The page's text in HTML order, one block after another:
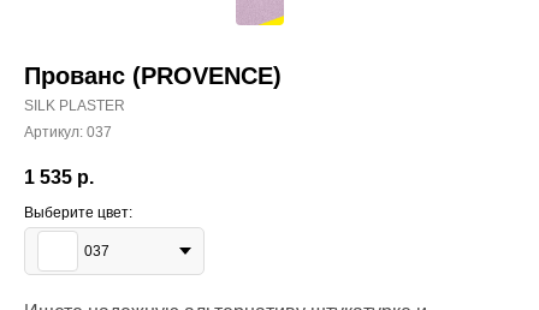
Прованс (PROVENCE)
SILK PLASTER
Артикул: 037
1 535 р.
Выберите цвет:
037